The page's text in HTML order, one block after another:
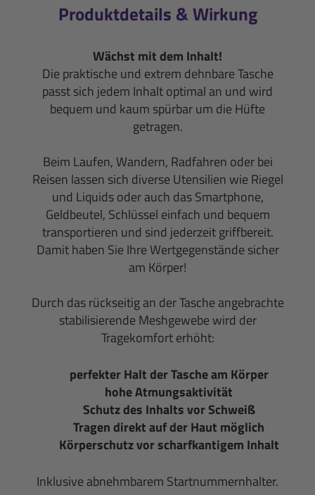
Produktdetails & Wirkung
Wächst mit dem Inhalt!
Die praktische und extrem dehnbare Tasche
passt sich jedem Inhalt optimal an und wird
bequem und kaum spürbar um die Hüfte
getragen.
Beim Laufen, Wandern, Radfahren oder bei
Reisen lassen sich diverse Utensilien wie Riegel
und Liquids oder auch das Smartphone,
Geldbeutel, Schlüssel einfach und bequem
transportieren und sind jederzeit griffbereit.
Damit haben Sie Ihre Wertgegenstände sicher
am Körper!
Durch das rückseitig an der Tasche angebrachte
stabilisierende Meshgewebe wird der
Tragekomfort erhöht:
perfekter Halt der Tasche am Körper
hohe Atmungsaktivität
Schutz des Inhalts vor Schweiß
Tragen direkt auf der Haut möglich
Körperschutz vor scharfkantigem Inhalt
Inklusive abnehmbarem Startnummernhalter.